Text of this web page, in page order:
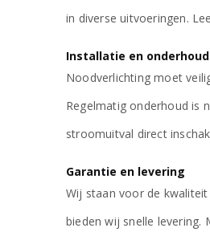
in diverse uitvoeringen.
Installatie en onderhoud
Noodverlichting moet
Regelmatig onderhoud is
stroomuitval direct
Garantie en levering
Wij staan voor de
bieden wij snelle
€